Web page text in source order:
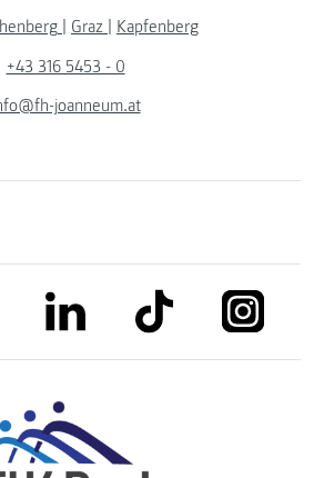
Graz
Kapfenberg
+43 316 5453 - 0
joanneum.at
link to youtubelink to linkedinlink to tiktok